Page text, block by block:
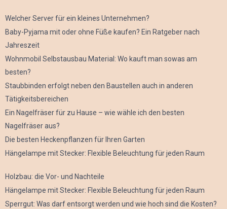
Welcher Server für ein kleines Unternehmen?
Baby-Pyjama mit oder ohne Füße kaufen? Ein Ratgeber nach
Jahreszeit
Wohnmobil Selbstausbau Material: Wo kauft man sowas am
besten?
Staubbinden erfolgt neben den Baustellen auch in anderen
Tätigkeitsbereichen
Ein Nagelfräser für zu Hause – wie wähle ich den besten
Nagelfräser aus?
Die besten Heckenpflanzen für Ihren Garten
Hängelampe mit Stecker: Flexible Beleuchtung für jeden Raum
Holzbau: die Vor- und Nachteile
Hängelampe mit Stecker: Flexible Beleuchtung für jeden Raum
Sperrgut: Was darf entsorgt werden und wie hoch sind die Kosten?